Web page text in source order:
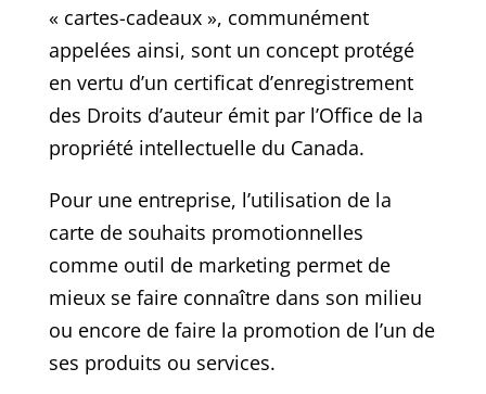
« cartes-cadeaux », communément
appelées ainsi, sont un concept protégé
en vertu d’un certificat d’enregistrement
des Droits d’auteur émit par l’Office de la
propriété intellectuelle du Canada.
Pour une entreprise, l’utilisation de la
carte de souhaits promotionnelles
comme outil de marketing permet de
mieux se faire connaître dans son milieu
ou encore de faire la promotion de l’un de
ses produits ou services.